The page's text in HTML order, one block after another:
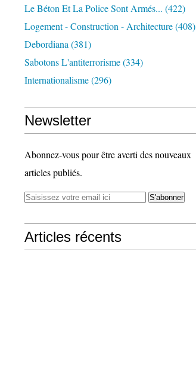
Le Béton Et La Police Sont Armés... (422)
Logement - Construction - Architecture(408)
Debordiana (381)
Sabotons L'antiterrorisme(334)
Internationalisme(296)
Newsletter
Abonnez-vous pour être averti des nouveaux
articles publiés.
Articles récents